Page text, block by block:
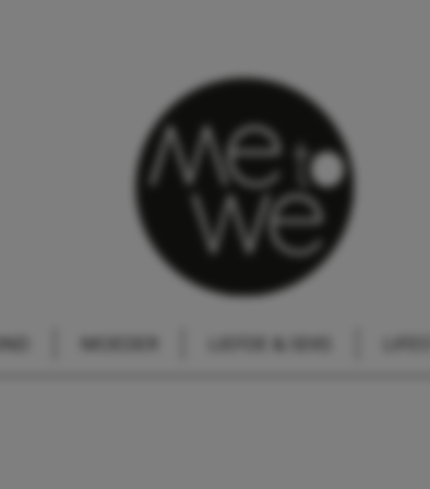
MOEDER LIEFDE & SEKS